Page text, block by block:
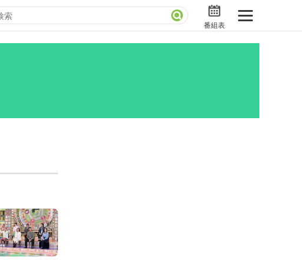
番組表
レストランだけじゃない「水野真紀の魔法のレストラ
MBSラグビーダイアリー